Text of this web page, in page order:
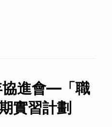
協進會—「職
實習計劃